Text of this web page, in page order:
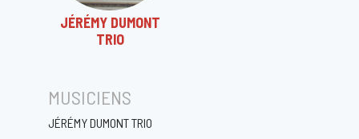
JÉRÉMY DUMONT
TRIO
MUSICIENS
JÉRÉMY DUMONT TRIO